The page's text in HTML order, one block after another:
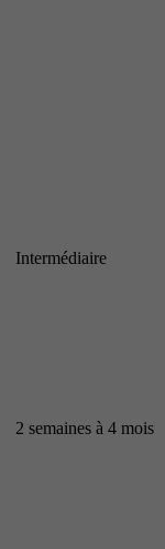
Intermédiaire
2 semaines à 4 mois